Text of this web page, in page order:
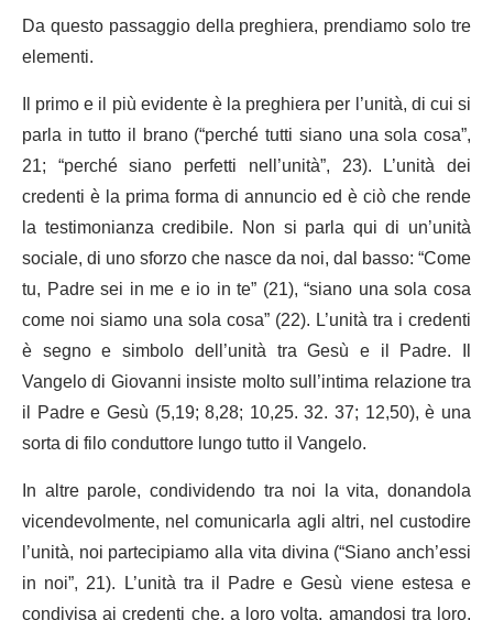
Da questo passaggio della preghiera, prendiamo solo tre
elementi.
Il primo e il più evidente è la preghiera per l’unità, di cui si
parla in tutto il brano (“perché tutti siano una sola cosa”,
21; “perché siano perfetti nell’unità”, 23). L’unità dei
credenti è la prima forma di annuncio ed è ciò che rende
la testimonianza credibile. Non si parla qui di un’unità
sociale, di uno sforzo che nasce da noi, dal basso: “Come
tu, Padre sei in me e io in te” (21), “siano una sola cosa
come noi siamo una sola cosa” (22). L’unità tra i credenti
è segno e simbolo dell’unità tra Gesù e il Padre. Il
Vangelo di Giovanni insiste molto sull’intima relazione tra
il Padre e Gesù (5,19; 8,28; 10,25. 32. 37; 12,50), è una
sorta di filo conduttore lungo tutto il Vangelo.
In altre parole, condividendo tra noi la vita, donandola
vicendevolmente, nel comunicarla agli altri, nel custodire
l’unità, noi partecipiamo alla vita divina (“Siano anch’essi
in noi”, 21). L’unità tra il Padre e Gesù viene estesa e